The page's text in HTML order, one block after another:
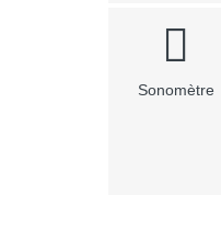
Sonomètre